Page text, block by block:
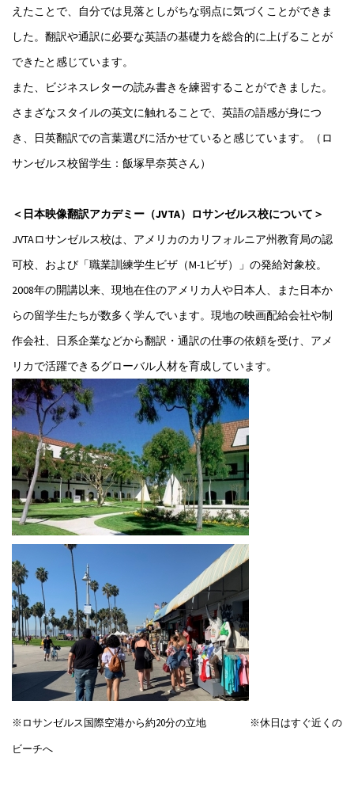
えたことで、自分では見落としがちな弱点に気づくことができま
した。翻訳や通訳に必要な英語の基礎力を総合的に上げることが
できたと感じています。
また、ビジネスレターの読み書きを練習することができました。
さまざなスタイルの英文に触れることで、英語の語感が身につ
き、日英翻訳での言葉選びに活かせていると感じています。（ロ
サンゼルス校留学生：飯塚早奈英さん）
＜日本映像翻訳アカデミー（JVTA）ロサンゼルス校について＞
JVTAロサンゼルス校は、アメリカのカリフォルニア州教育局の認
可校、および「職業訓練学生ビザ（M-1ビザ）」の発給対象校。
2008年の開講以来、現地在住のアメリカ人や日本人、また日本か
らの留学生たちが数多く学んでいます。現地の映画配給会社や制
作会社、日系企業などから翻訳・通訳の仕事の依頼を受け、アメ
リカで活躍できるグローバル人材を育成しています。
※ロサンゼルス国際空港から約20分の立地 ※休日はすぐ近くの
ビーチへ